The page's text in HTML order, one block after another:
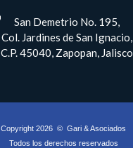
San Demetrio No. 195,
Col. Jardines de San Ignacio,
C.P. 45040, Zapopan, Jalisco
Copyright 2026 © Gari & Asociados
Todos los derechos reservados